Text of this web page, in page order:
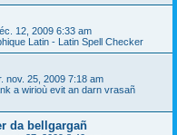
12, 2009 6:33 am
Latin - Latin Spell Checker
nov. 25, 2009 7:18 am
a wirioù evit an darn vrasañ
da bellgargañ